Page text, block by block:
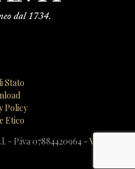
- P.iva 07884420964 -Video
Stato
Policy
Etico